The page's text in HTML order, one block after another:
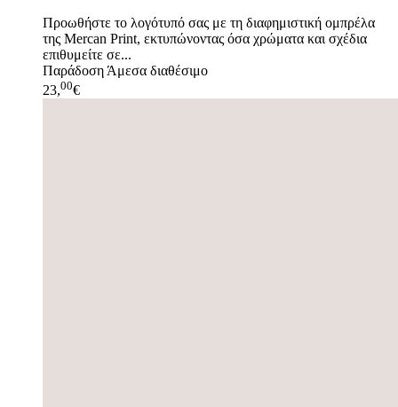
Προωθήστε το λογότυπό σας με τη διαφημιστική ομπρέλα
της Mercan Print, εκτυπώνοντας όσα χρώματα και σχέδια
επιθυμείτε σε...
Παράδοση Άμεσα διαθέσιμο
23,00€